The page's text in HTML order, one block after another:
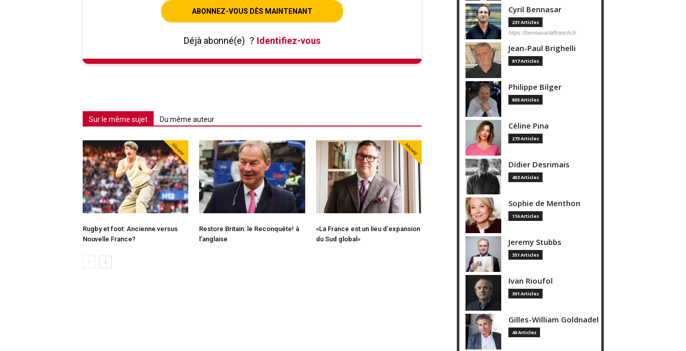
ABONNEZ-VOUS DÈS MAINTENANT
Déjà abonné(e) ? Identifiez-vous
Sur le même sujet Du même auteur
Abonné
Rugby et foot: Ancienne versus
Nouvelle France?
Restore Britain: le Reconquête! à
l’anglaise
Abonné
«La France est un lieu d’expansion
du Sud global»
Cyril Bennasar
231 Articles
https://bennasarlaffranchi.fr
Jean-Paul Brighelli
817 Articles
Philippe Bilger
805 Articles
Céline Pina
273 Articles
Didier Desrimais
403 Articles
Sophie de Menthon
116 Articles
Jeremy Stubbs
351 Articles
Ivan Rioufol
301 Articles
Gilles-William Goldnadel
40 Articles